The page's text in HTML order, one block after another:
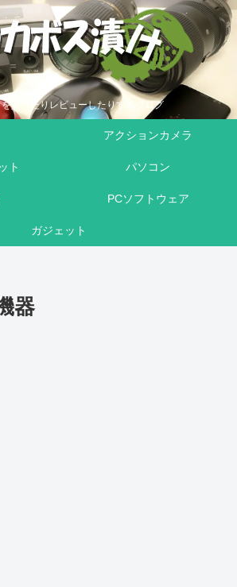
買ったりレビューしたりするブログ
アクションカメラ
ト パソコン
PCソフトウェア
ガジェット
器